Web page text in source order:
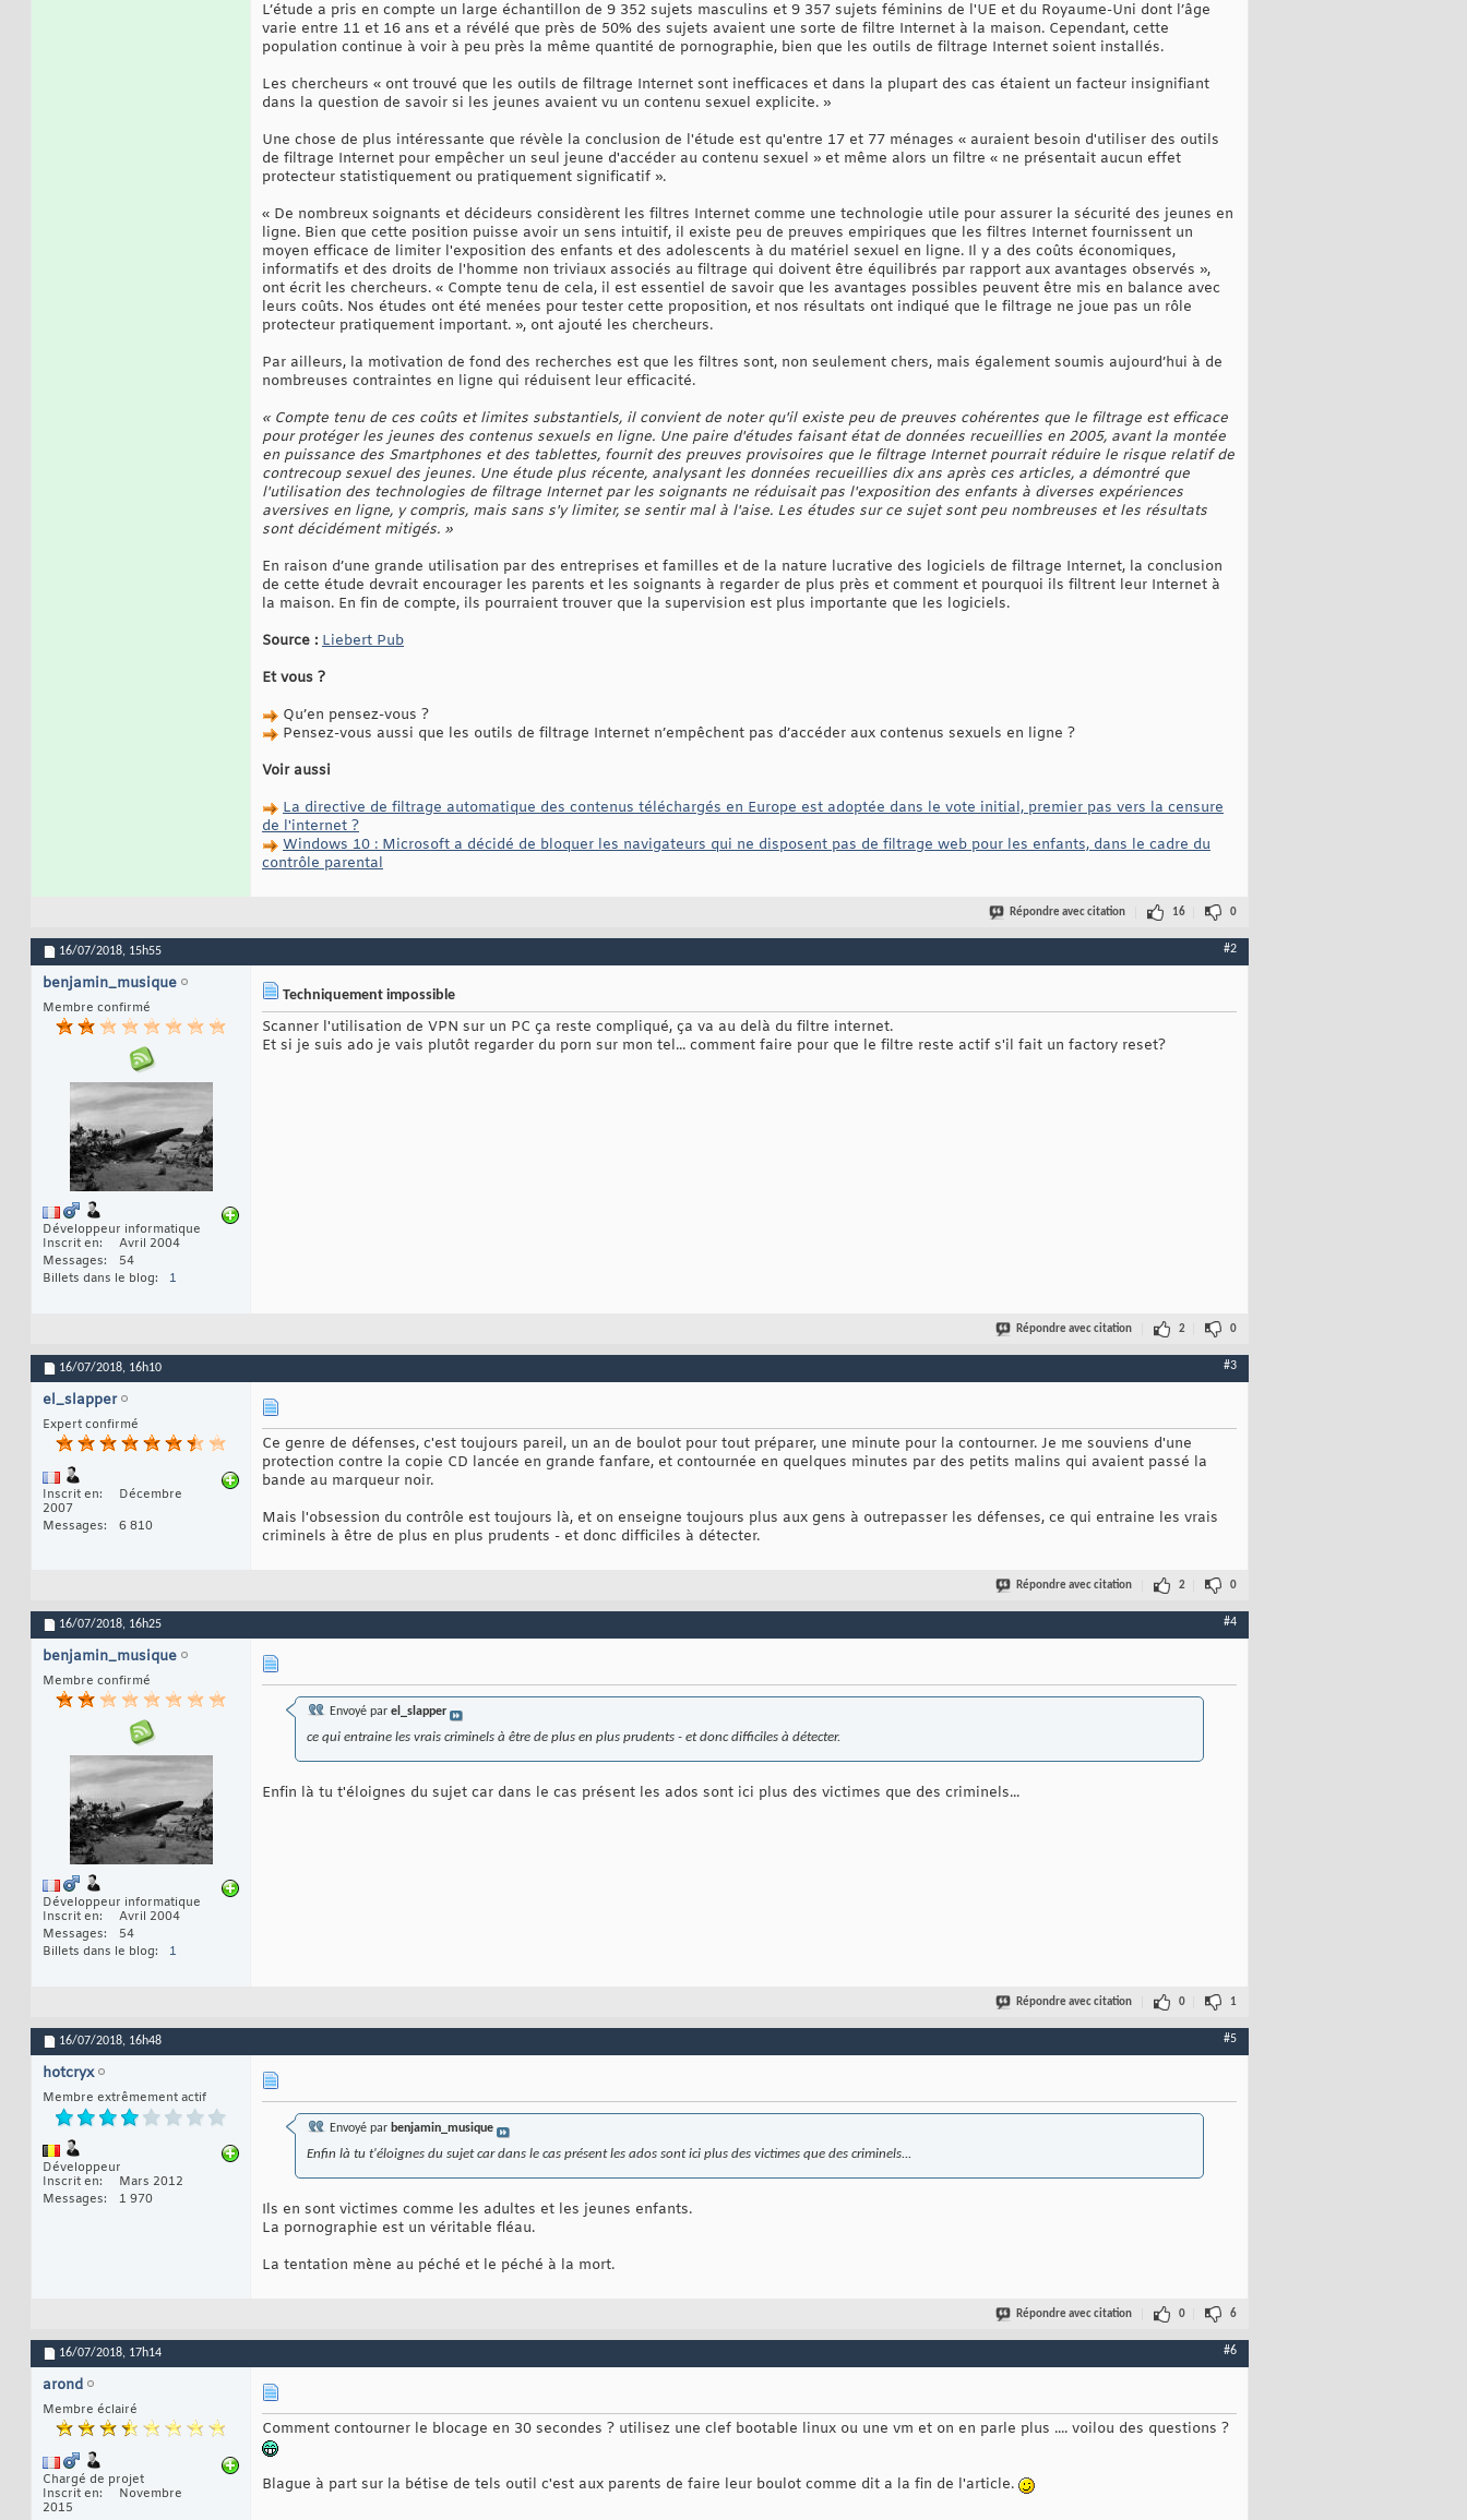
L’étude a pris en compte un large échantillon de 9 352 sujets masculins et 9 357 sujets féminins de l'UE et du Royaume-Uni dont l’âge
varie entre 11 et 16 ans et a révélé que près de 50% des sujets avaient une sorte de filtre Internet à la maison. Cependant, cette
population continue à voir à peu près la même quantité de pornographie, bien que les outils de filtrage Internet soient installés.
Les chercheurs « ont trouvé que les outils de filtrage Internet sont inefficaces et dans la plupart des cas étaient un facteur insignifiant
dans la question de savoir si les jeunes avaient vu un contenu sexuel explicite. »
Une chose de plus intéressante que révèle la conclusion de l'étude est qu'entre 17 et 77 ménages « auraient besoin d'utiliser des outils
de filtrage Internet pour empêcher un seul jeune d'accéder au contenu sexuel » et même alors un filtre « ne présentait aucun effet
protecteur statistiquement ou pratiquement significatif ».
« De nombreux soignants et décideurs considèrent les filtres Internet comme une technologie utile pour assurer la sécurité des jeunes en
ligne. Bien que cette position puisse avoir un sens intuitif, il existe peu de preuves empiriques que les filtres Internet fournissent un
moyen efficace de limiter l'exposition des enfants et des adolescents à du matériel sexuel en ligne. Il y a des coûts économiques,
informatifs et des droits de l'homme non triviaux associés au filtrage qui doivent être équilibrés par rapport aux avantages observés »,
ont écrit les chercheurs. « Compte tenu de cela, il est essentiel de savoir que les avantages possibles peuvent être mis en balance avec
leurs coûts. Nos études ont été menées pour tester cette proposition, et nos résultats ont indiqué que le filtrage ne joue pas un rôle
protecteur pratiquement important. », ont ajouté les chercheurs.
Par ailleurs, la motivation de fond des recherches est que les filtres sont, non seulement chers, mais également soumis aujourd’hui à de
nombreuses contraintes en ligne qui réduisent leur efficacité.
« Compte tenu de ces coûts et limites substantiels, il convient de noter qu'il existe peu de preuves cohérentes que le filtrage est efficace
pour protéger les jeunes des contenus sexuels en ligne. Une paire d'études faisant état de données recueillies en 2005, avant la montée
en puissance des Smartphones et des tablettes, fournit des preuves provisoires que le filtrage Internet pourrait réduire le risque relatif de
contrecoup sexuel des jeunes. Une étude plus récente, analysant les données recueillies dix ans après ces articles, a démontré que
l'utilisation des technologies de filtrage Internet par les soignants ne réduisait pas l'exposition des enfants à diverses expériences
aversives en ligne, y compris, mais sans s'y limiter, se sentir mal à l'aise. Les études sur ce sujet sont peu nombreuses et les résultats
sont décidément mitigés. »
En raison d’une grande utilisation par des entreprises et familles et de la nature lucrative des logiciels de filtrage Internet, la conclusion
de cette étude devrait encourager les parents et les soignants à regarder de plus près et comment et pourquoi ils filtrent leur Internet à
la maison. En fin de compte, ils pourraient trouver que la supervision est plus importante que les logiciels.
Source : Liebert Pub
Et vous ?
Qu’en pensez-vous ?
Pensez-vous aussi que les outils de filtrage Internet n’empêchent pas d’accéder aux contenus sexuels en ligne ?
Voir aussi
La directive de filtrage automatique des contenus téléchargés en Europe est adoptée dans le vote initial, premier pas vers la censure
de l'internet ?
Windows 10 : Microsoft a décidé de bloquer les navigateurs qui ne disposent pas de filtrage web pour les enfants, dans le cadre du
contrôle parental
Répondre avec citation 16 0
16/07/2018, 15h55 #2
benjamin_musique
Membre confirmé
Développeur informatique
Inscrit en
Avril 2004
Messages
54
Billets dans le blog
1
Techniquement impossible
Scanner l'utilisation de VPN sur un PC ça reste compliqué, ça va au delà du filtre internet.
Et si je suis ado je vais plutôt regarder du porn sur mon tel... comment faire pour que le filtre reste actif s'il fait un factory reset?
Répondre avec citation 2 0
16/07/2018, 16h10 #3
el_slapper
Expert confirmé
Inscrit en
Décembre
2007
Messages
6 810
Ce genre de défenses, c'est toujours pareil, un an de boulot pour tout préparer, une minute pour la contourner. Je me souviens d'une
protection contre la copie CD lancée en grande fanfare, et contournée en quelques minutes par des petits malins qui avaient passé la
bande au marqueur noir.
Mais l'obsession du contrôle est toujours là, et on enseigne toujours plus aux gens à outrepasser les défenses, ce qui entraine les vrais
criminels à être de plus en plus prudents - et donc difficiles à détecter.
Répondre avec citation 2 0
16/07/2018, 16h25 #4
benjamin_musique
Membre confirmé
Développeur informatique
Inscrit en
Avril 2004
Messages
54
Billets dans le blog
1
Envoyé par el_slapper
ce qui entraine les vrais criminels à être de plus en plus prudents - et donc difficiles à détecter.
Enfin là tu t'éloignes du sujet car dans le cas présent les ados sont ici plus des victimes que des criminels...
Répondre avec citation 0 1
16/07/2018, 16h48 #5
hotcryx
Membre extrêmement actif
Développeur
Inscrit en
Mars 2012
Messages
1 970
Envoyé par benjamin_musique
Enfin là tu t'éloignes du sujet car dans le cas présent les ados sont ici plus des victimes que des criminels...
Ils en sont victimes comme les adultes et les jeunes enfants.
La pornographie est un véritable fléau.
La tentation mène au péché et le péché à la mort.
Répondre avec citation 0 6
16/07/2018, 17h14 #6
arond
Membre éclairé
Chargé de projet
Inscrit en
Novembre
2015
Comment contourner le blocage en 30 secondes ? utilisez une clef bootable linux ou une vm et on en parle plus .... voilou des questions ?
Blague à part sur la bétise de tels outil c'est aux parents de faire leur boulot comme dit a la fin de l'article.